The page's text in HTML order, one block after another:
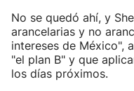
No se quedó ahí, y
arancelarias y no
intereses de México",
"el plan B" y que
los días próximos.